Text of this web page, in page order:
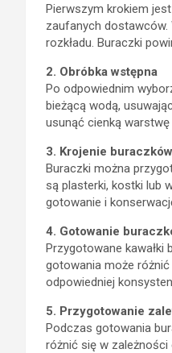
Pierwszym krokiem
zaufanych dostawców.
rozkładu. Buraczki
2. Obróbka wstępna
Po odpowiednim
bieżącą wodą,
usunąć cienką
3. Krojenie buraczków
Buraczki można
są plasterki, kostki lub
gotowanie i
4. Gotowanie
Przygotowane
gotowania może różnić
odpowiedniej
5. Przygotowanie
Podczas gotowania
różnić się w zależności